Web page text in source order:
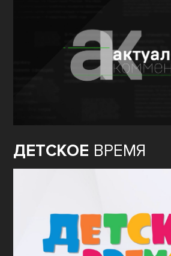
ДЕТСКОЕ ВРЕМЯ